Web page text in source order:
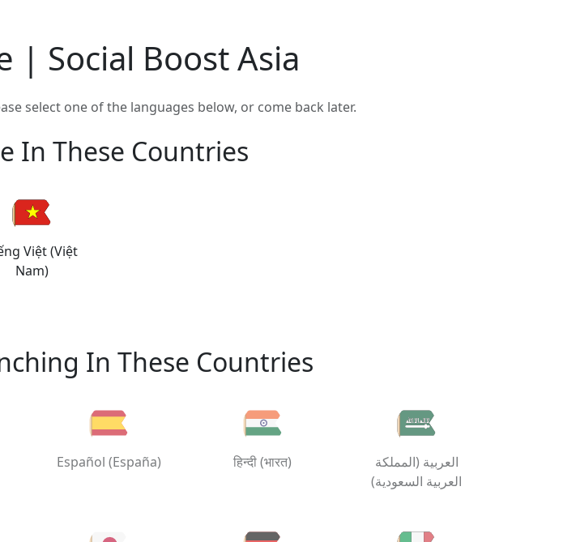
| Social Boost Asia
select one of the languages below, or come back later.
In These Countries
Việt (Việt
Nam)
In These Countries
Español (España) हिन्दी (भारत)
العربية (المملكة
العربية السعودية)